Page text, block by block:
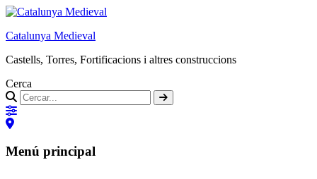
Catalunya Medieval
Castells, Torres, Fortificacions i altres construccions
Cerca
Menú principal